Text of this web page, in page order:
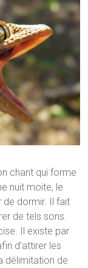
chant qui forme
nuit moite, le
de dormir. Il fait
de tels sons.
Il existe par
d’attirer les
délimitation de